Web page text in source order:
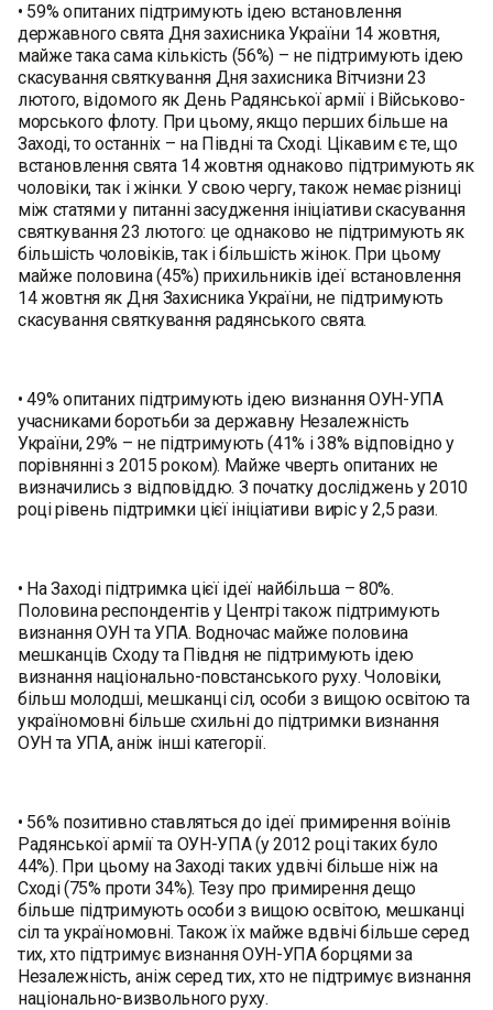
• 59% опитаних підтримують ідею встановлення
державного свята Дня захисника України 14 жовтня,
майже така сама кількість (56%) – не підтримують ідею
скасування святкування Дня захисника Вітчизни 23
лютого, відомого як День Радянської армії і Військово-
морського флоту. При цьому, якщо перших більше на
Заході, то останніх – на Півдні та Сході. Цікавим є те, що
встановлення свята 14 жовтня однаково підтримують як
чоловіки, так і жінки. У свою чергу, також немає різниці
між статями у питанні засудження ініціативи скасування
святкування 23 лютого: це однаково не підтримують як
більшість чоловіків, так і більшість жінок. При цьому
майже половина (45%) прихильників ідеї встановлення
14 жовтня як Дня Захисника України, не підтримують
скасування святкування радянського свята.
• 49% опитаних підтримують ідею визнання ОУН-УПА
учасниками боротьби за державну Незалежність
України, 29% – не підтримують (41% і 38% відповідно у
порівнянні з 2015 роком). Майже чверть опитаних не
визначились з відповіддю. З початку досліджень у 2010
році рівень підтримки цієї ініціативи виріс у 2,5 рази.
• На Заході підтримка цієї ідеї найбільша – 80%.
Половина респондентів у Центрі також підтримують
визнання ОУН та УПА. Водночас майже половина
мешканців Сходу та Півдня не підтримують ідею
визнання національно-повстанського руху. Чоловіки,
більш молодші, мешканці сіл, особи з вищою освітою та
україномовні більше схильні до підтримки визнання
ОУН та УПА, аніж інші категорії.
• 56% позитивно ставляться до ідеї примирення воїнів
Радянської армії та ОУН-УПА (у 2012 році таких було
44%). При цьому на Заході таких удвічі більше ніж на
Сході (75% проти 34%). Тезу про примирення дещо
більше підтримують особи з вищою освітою, мешканці
сіл та україномовні. Також їх майже вдвічі більше серед
тих, хто підтримує визнання ОУН-УПА борцями за
Незалежність, аніж серед тих, хто не підтримує визнання
національно-визвольного руху.